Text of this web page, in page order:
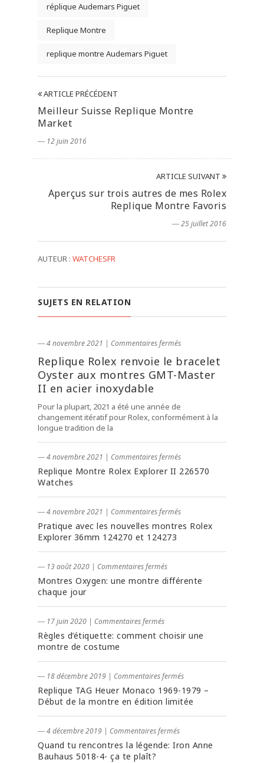
réplique Audemars Piguet
Replique Montre
replique montre Audemars Piguet
ARTICLE PRÉCÉDENT
Meilleur Suisse Replique Montre
Market
― 12 juin 2016
ARTICLE SUIVANT
Aperçus sur trois autres de mes Rolex
Replique Montre Favoris
― 25 juillet 2016
AUTEUR : WATCHESFR
SUJETS EN RELATION
― 4 novembre 2021 | Commentaires fermés
Replique Rolex renvoie le bracelet
Oyster aux montres GMT-Master
II en acier inoxydable
Pour la plupart, 2021 a été une année de
changement itératif pour Rolex, conformément à la
longue tradition de la
― 4 novembre 2021 | Commentaires fermés
Replique Montre Rolex Explorer II 226570
Watches
― 4 novembre 2021 | Commentaires fermés
Pratique avec les nouvelles montres Rolex
Explorer 36mm 124270 et 124273
― 13 août 2020 | Commentaires fermés
Montres Oxygen: une montre différente
chaque jour
― 17 juin 2020 | Commentaires fermés
Règles d’étiquette: comment choisir une
montre de costume
― 18 décembre 2019 | Commentaires fermés
Replique TAG Heuer Monaco 1969-1979 –
Début de la montre en édition limitée
― 4 décembre 2019 | Commentaires fermés
Quand tu rencontres la légende: Iron Anne
Bauhaus 5018-4- ça te plaît?